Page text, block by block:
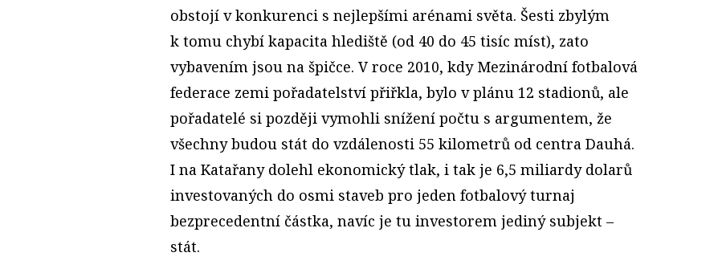
obstojí v konkurenci s nejlepšími arénami světa. Šesti zbylým
k tomu chybí kapacita hlediště (od 40 do 45 tisíc míst), zato
vybavením jsou na špičce. V roce 2010, kdy Mezinárodní fotbalová
federace zemi pořadatelství přiřkla, bylo v plánu 12 stadionů, ale
pořadatelé si později vymohli snížení počtu s argumentem, že
všechny budou stát do vzdálenosti 55 kilometrů od centra Dauhá.
I na Katařany dolehl ekonomický tlak, i tak je 6,5 miliardy dolarů
investovaných do osmi staveb pro jeden fotbalový turnaj
bezprecedentní částka, navíc je tu investorem jediný subjekt –
stát.